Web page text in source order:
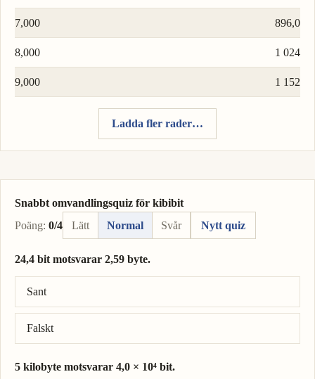
7,000 896,0
8,000 1 024
9,000 1 152
Ladda fler rader…
Snabbt omvandlingsquiz för kibibit
Poäng: 0/4 Lätt Normal Svår Nytt quiz
24,4 bit motsvarar 2,59 byte.
Sant
Falskt
Rätt svar: 24,4 bit = 3,05 byte.
5 kilobyte motsvarar 4,0 × 10⁴ bit.